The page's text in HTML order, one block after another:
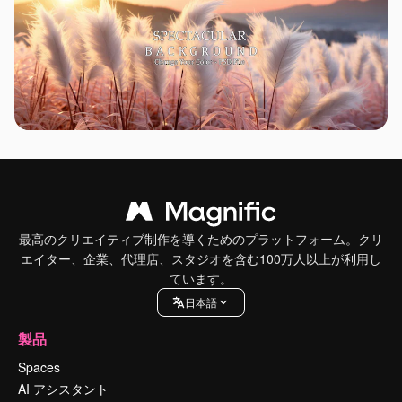
最高のクリエイティブ制作を導くためのプラットフォーム。クリ
エイター、企業、代理店、スタジオを含む100万人以上が利用し
ています。
日本語
製品
Spaces
AI アシスタント